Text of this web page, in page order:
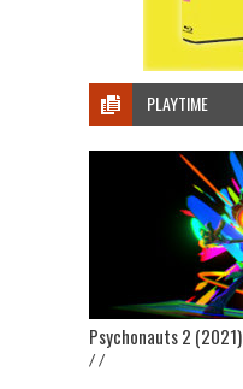
PLAYTIME
Psychonauts 2 (2021)
/ /